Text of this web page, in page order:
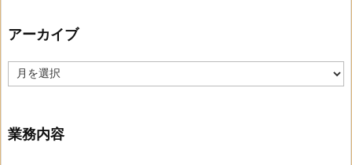
アーカイブ
ー
ブ
業務内容